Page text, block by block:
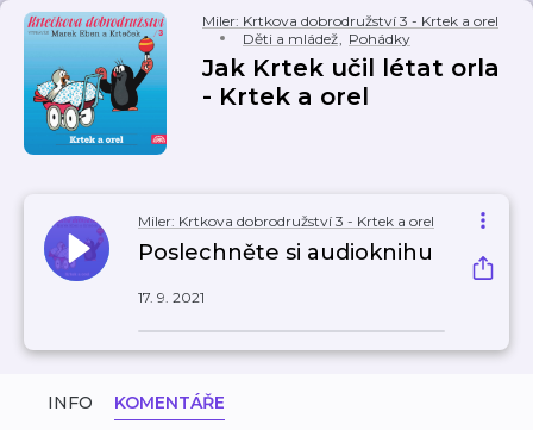
Miler: Krtkova dobrodružství 3 - Krtek a orel
Děti a mládež, Pohádky
Jak Krtek učil létat orla
- Krtek a orel
Miler: Krtkova dobrodružství 3 - Krtek a orel
Poslechněte si audioknihu
17. 9. 2021
INFO KOMENTÁŘE